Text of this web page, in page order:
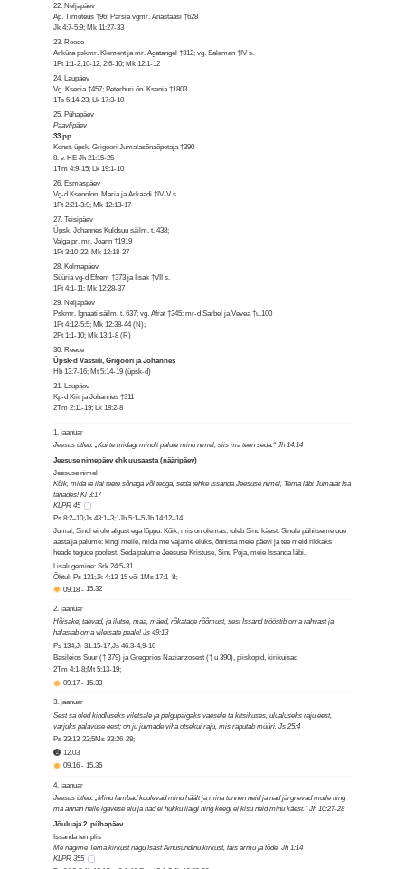
22. Neljapäev
Ap. Timoteus †96; Pärsia vgmr. Anastaasi †628
Jk 4:7-5:9; Mk 11:27-33
23. Reede
Anküra pskmr. Klement ja mr. Agatangel †312; vg. Salaman †IV s.
1Pt 1:1-2,10-12, 2:6-10; Mk 12:1-12
24. Laupäev
Vg. Ksenia †457; Peterburi õn. Ksenia †1803
1Ts 5:14-23; Lk 17:3-10
25. Pühapäev
Paavlipäev
33.pp.
Konst. üpsk. Grigoori Jumalasõnaõpetaja †390
8. v. HE Jh 21:15-25
1Tm 4:9-15; Lk 19:1-10
26. Esmaspäev
Vg-d Ksenofon, Maria ja Arkaadi †IV-V s.
1Pt 2:21-3:9; Mk 12:13-17
27. Teisipäev
Üpsk. Johannes Kuldsuu säilm. t. 438;
Valga pr. mr. Joann †1919
1Pt 3:10-22; Mk 12:18-27
28. Kolmapäev
Süüria vg-d Efrem †373 ja Iisak †VII s.
1Pt 4:1-11; Mk 12:28-37
29. Neljapäev
Pskmr. Ignaati säilm. t. 637; vg. Afrat †345: mr-d Sarbel ja Vevea †u.100
1Pt 4:12-5:5; Mk 12:38-44 (N);
2Pt 1:1-10; Mk 13:1-8 (R)
30. Reede
Üpsk-d Vassiili, Grigoori ja Johannes
Hb 13:7-16; Mt 5:14-19 (üpsk-d)
31. Laupäev
Kp-d Kiir ja Johannes †311
2Tm 2:11-19; Lk 18:2-8
1. jaanuar
Jeesus ütleb: „Kui te midagi minult palute minu nimel, siis ma teen seda.“ Jh 14:14
Jeesuse nimepäev ehk uusaasta (nääripäev)
Jeesuse nimel
Kõik, mida te iial teete sõnaga või teoga, seda tehke Issanda Jeesuse nimel, Tema läbi Jumalat Isa
tänades! Kl 3:17
KLPR 45
Ps 8:2–10;Js 43:1–3;1Jh 5:1–5;Jh 14:12–14
Jumal, Sinul ei ole algust ega lõppu. Kõik, mis on olemas, tuleb Sinu käest. Sinule pühitseme uue
aasta ja palume: kingi meile, mida me vajame eluks, õnnista meie päevi ja tee meid rikkaks
heade tegude poolest. Seda palume Jeesuse Kristuse, Sinu Poja, meie Issanda läbi.
Lisalugemine: Srk 24:5-31
Õhtul: Ps 131;Jk 4:13-15 või 1Ms 17:1–8;
09.18 - 15.32
2. jaanuar
Hõisake, taevad, ja ilutse, maa, mäed, rõkatage rõõmust, sest Issand trööstib oma rahvast ja
halastab oma viletsate peale! Js 49:13
Ps 134;Jr 31:15-17;Js 46:3-4,9-10
Basileios Suur († 379) ja Gregorios Nazianzosest († u 390), piiskopid, kirikuisad
2Tm 4:1-8;Mt 5:13-19;
09.17 - 15.33
3. jaanuar
Sest sa oled kindluseks viletsale ja pelgupaigaks vaesele ta kitsikuses, ulualuseks raju eest,
varjuks palavuse eest; on ju julmade viha otsekui raju, mis raputab müüri. Js 25:4
Ps 33:13-22;5Ms 33:26-28;
12.03
09.16 - 15.35
4. jaanuar
Jeesus ütleb: „Minu lambad kuulevad minu häält ja mina tunnen neid ja nad järgnevad mulle ning
ma annan neile igavese elu ja nad ei hukku iialgi ning keegi ei kisu neid minu käest.“ Jh 10:27-28
Jõuluaja 2. pühapäev
Issanda templis
Me nägime Tema kirkust nagu Isast Ainusündinu kirkust, täis armu ja tõde. Jh 1:14
KLPR 355